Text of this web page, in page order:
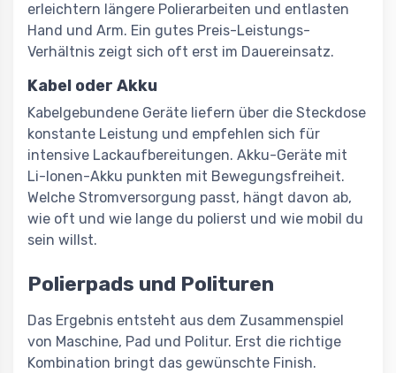
erleichtern längere Polierarbeiten und entlasten
Hand und Arm. Ein gutes Preis-Leistungs-
Verhältnis zeigt sich oft erst im Dauereinsatz.
Kabel oder Akku
Kabelgebundene Geräte liefern über die Steckdose
konstante Leistung und empfehlen sich für
intensive Lackaufbereitungen. Akku-Geräte mit
Li-Ionen-Akku punkten mit Bewegungsfreiheit.
Welche Stromversorgung passt, hängt davon ab,
wie oft und wie lange du polierst und wie mobil du
sein willst.
Polierpads und Polituren
Das Ergebnis entsteht aus dem Zusammenspiel
von Maschine, Pad und Politur. Erst die richtige
Kombination bringt das gewünschte Finish.